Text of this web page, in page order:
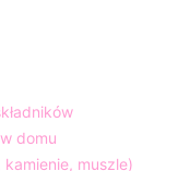
domu
muszle)